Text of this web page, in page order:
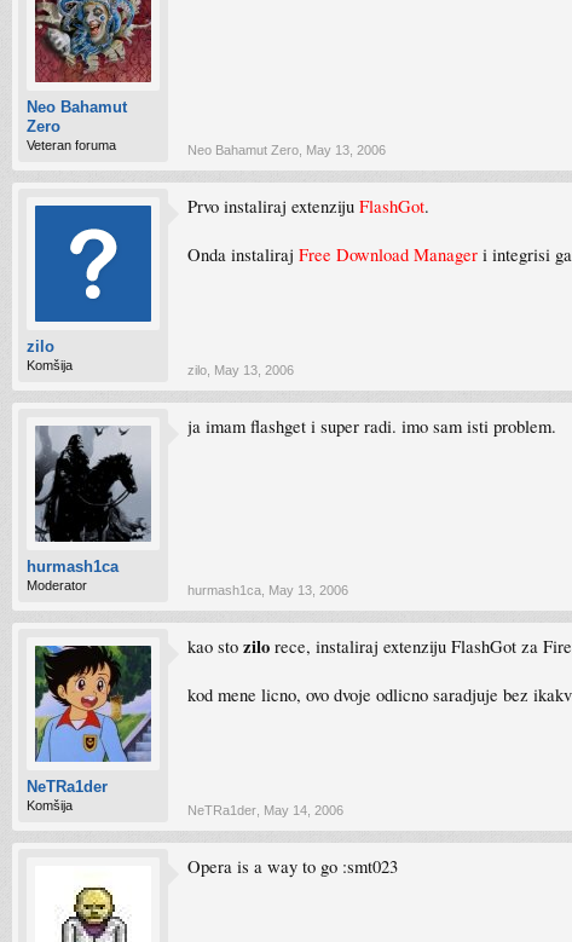
Neo Bahamut
Zero
Veteran foruma Neo Bahamut Zero May 13, 2006
zilo
Komšija
Prvo instaliraj extenziju FlashGot.
Onda instaliraj Free Download Manager i integrisi
zilo May 13, 2006
hurmash1ca
Moderator
ja imam flashget i super radi. imo sam isti problem.
hurmash1ca May 13, 2006
NeTRa1der
Komšija
kao sto zilo rece, instaliraj extenziju FlashGot za
kod mene licno, ovo dvoje odlicno saradjuje bez
NeTRa1der May 14, 2006
Opera is a way to go :smt023